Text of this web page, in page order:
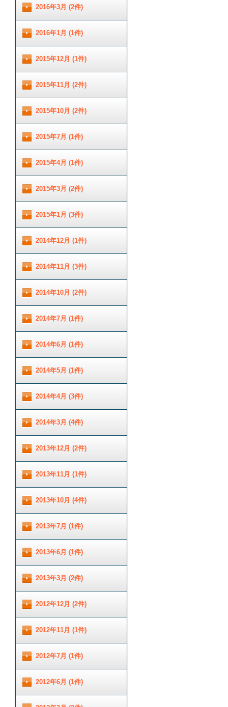
2016年3月 (2件)
2016年1月 (1件)
2015年12月 (1件)
2015年11月 (2件)
2015年10月 (2件)
2015年7月 (1件)
2015年4月 (1件)
2015年3月 (2件)
2015年1月 (3件)
2014年12月 (1件)
2014年11月 (3件)
2014年10月 (2件)
2014年7月 (1件)
2014年6月 (1件)
2014年5月 (1件)
2014年4月 (3件)
2014年3月 (4件)
2013年12月 (2件)
2013年11月 (1件)
2013年10月 (4件)
2013年7月 (1件)
2013年6月 (1件)
2013年3月 (2件)
2012年12月 (2件)
2012年11月 (1件)
2012年7月 (1件)
2012年6月 (1件)